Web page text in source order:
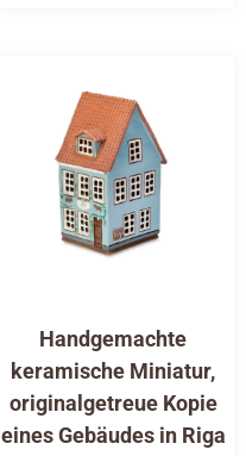
Handgemachte
keramische Miniatur,
originalgetreue Kopie
eines Gebäudes in Riga